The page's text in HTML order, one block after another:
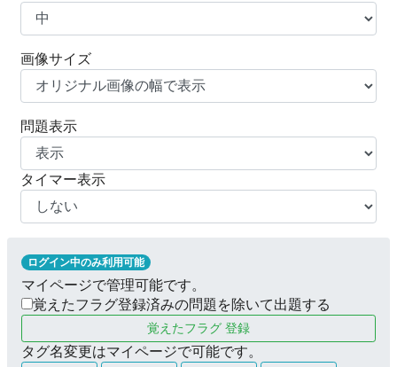
画像サイズ
問題表示
タイマー表示
ログイン中のみ利用可能
マイページで管理可能です。
覚えたフラグ登録済みの問題を除いて出題する
覚えたフラグ 登録
タグ名変更はマイページで可能です。